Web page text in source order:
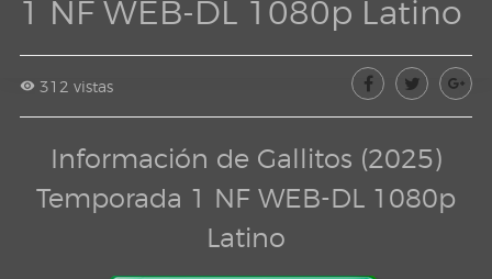
1 NF WEB-DL 1080p Latino
312 vistas
Información de Gallitos (2025)
Temporada 1 NF WEB-DL 1080p
Latino